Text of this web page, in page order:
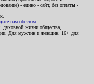
- едино - сайт, без оплаты -
нам об этом
духовной жизни общества,
Для мужчин и женщин. 16+ для